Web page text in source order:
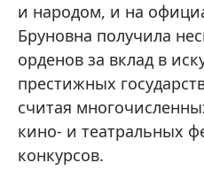
и народом, и на
Бруновна получила
орденов за вклад в
престижных
считая
кино- и театральных
конкурсов.